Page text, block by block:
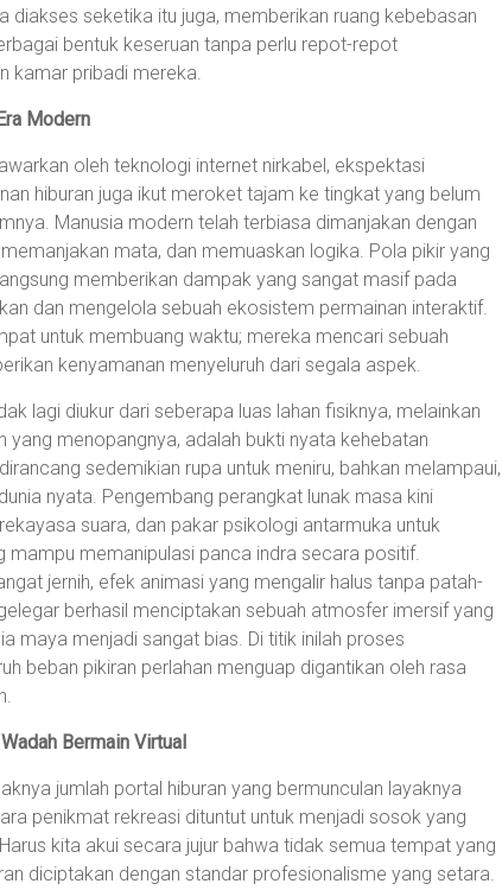
diakses seketika itu juga, memberikan ruang kebebasan
bentuk keseruan tanpa perlu repot-repot
kamar pribadi mereka.
Modern
oleh teknologi internet nirkabel, ekspektasi
hiburan juga ikut meroket tajam ke tingkat yang belum
Manusia modern telah terbiasa dimanjakan dengan
mata, dan memuaskan logika. Pola pikir yang
memberikan dampak yang sangat masif pada
dan mengelola sebuah ekosistem permainan interaktif.
untuk membuang waktu; mereka mencari sebuah
kenyamanan menyeluruh dari segala aspek.
lagi diukur dari seberapa luas lahan fisiknya, melainkan
menopangnya, adalah bukti nyata kehebatan
sedemikian rupa untuk meniru, bahkan melampaui,
nyata. Pengembang perangkat lunak masa kini
suara, dan pakar psikologi antarmuka untuk
mampu memanipulasi panca indra secara positif.
jernih, efek animasi yang mengalir halus tanpa patah-
berhasil menciptakan sebuah atmosfer imersif yang
maya menjadi sangat bias. Di titik inilah proses
beban pikiran perlahan menguap digantikan oleh rasa
Bermain Virtual
jumlah portal hiburan yang bermunculan layaknya
penikmat rekreasi dituntut untuk menjadi sosok yang
kita akui secara jujur bahwa tidak semua tempat yang
diciptakan dengan standar profesionalisme yang setara.